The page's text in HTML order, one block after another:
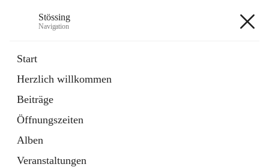
Stössing
Navigation
Start
Herzlich willkommen
Beiträge
Öffnungszeiten
Alben
Veranstaltungen
Datei
in
Tab
Kindergarten
öffnet
in
neuem
Tab